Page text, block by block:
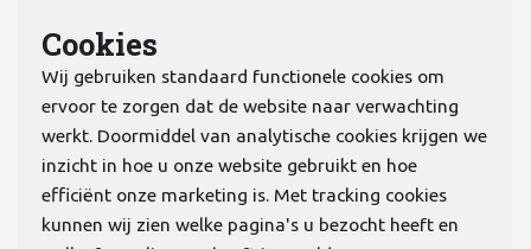
5311 PC Gameren
KvK:70978298
Cookies
Wij gebruiken standaard functionele cookies om
ervoor te zorgen dat de website naar verwachting
werkt. Doormiddel van analytische cookies krijgen we
inzicht in hoe u onze website gebruikt en hoe
efficiënt onze marketing is. Met tracking cookies
kunnen wij zien welke pagina's u bezocht heeft en